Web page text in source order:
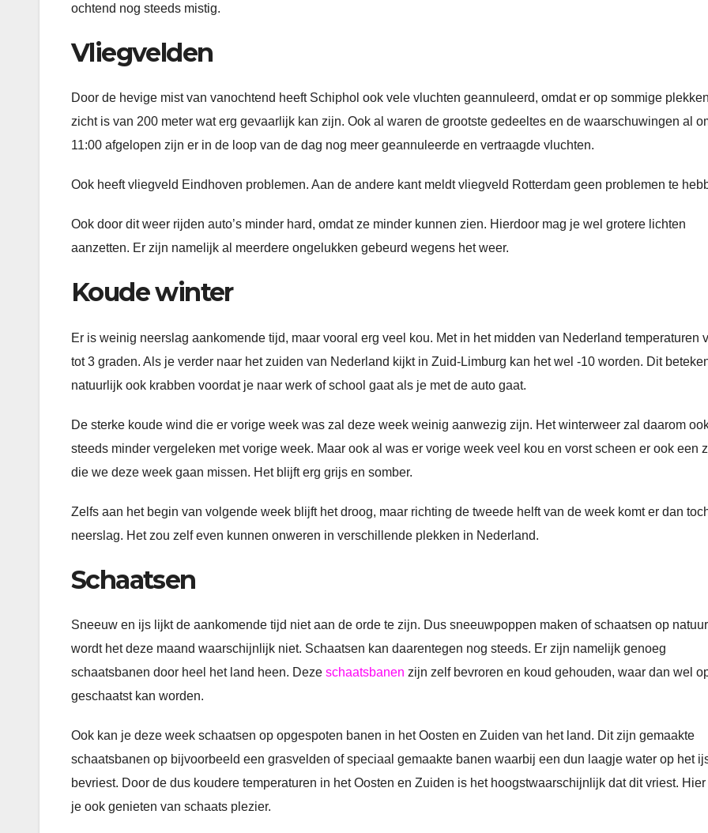
ochtend nog steeds mistig.
Vliegvelden
Door de hevige mist van vanochtend heeft Schiphol ook vele vluchten geannuleerd, omdat er op sommige
zicht is van 200 meter wat erg gevaarlijk kan zijn. Ook al waren de grootste gedeeltes en de waarschuwingen al
11:00 afgelopen zijn er in de loop van de dag nog meer geannuleerde en vertraagde vluchten.
Ook heeft vliegveld Eindhoven problemen. Aan de andere kant meldt vliegveld Rotterdam geen problemen te
Ook door dit weer rijden auto’s minder hard, omdat ze minder kunnen zien. Hierdoor mag je wel grotere lichten
aanzetten. Er zijn namelijk al meerdere ongelukken gebeurd wegens het weer.
Koude winter
Er is weinig neerslag aankomende tijd, maar vooral erg veel kou. Met in het midden van Nederland temperaturen
tot 3 graden. Als je verder naar het zuiden van Nederland kijkt in Zuid-Limburg kan het wel -10 worden. Dit
natuurlijk ook krabben voordat je naar werk of school gaat als je met de auto gaat.
De sterke koude wind die er vorige week was zal deze week weinig aanwezig zijn. Het winterweer zal daarom
steeds minder vergeleken met vorige week. Maar ook al was er vorige week veel kou en vorst scheen er ook een
die we deze week gaan missen. Het blijft erg grijs en somber.
Zelfs aan het begin van volgende week blijft het droog, maar richting de tweede helft van de week komt er dan
neerslag. Het zou zelf even kunnen onweren in verschillende plekken in Nederland.
Schaatsen
Sneeuw en ijs lijkt de aankomende tijd niet aan de orde te zijn. Dus sneeuwpoppen maken of schaatsen op
wordt het deze maand waarschijnlijk niet. Schaatsen kan daarentegen nog steeds. Er zijn namelijk genoeg
schaatsbanen door heel het land heen. Deze schaatsbanen zijn zelf bevroren en koud gehouden, waar dan wel
geschaatst kan worden.
Ook kan je deze week schaatsen op opgespoten banen in het Oosten en Zuiden van het land. Dit zijn gemaakte
schaatsbanen op bijvoorbeeld een grasvelden of speciaal gemaakte banen waarbij een dun laagje water op het
bevriest. Door de dus koudere temperaturen in het Oosten en Zuiden is het hoogstwaarschijnlijk dat dit vriest. Hier
je ook genieten van schaats plezier.